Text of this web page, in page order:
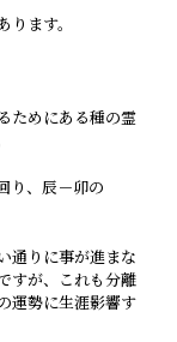
ます。
ためにある種の霊
り、辰－卯の
通りに事が進まな
すが、これも分離
運勢に生涯影響す